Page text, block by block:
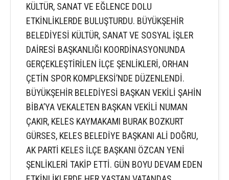
KÜLTÜR, SANAT VE EĞLENCE DOLU
ETKİNLİKLERDE BULUŞTURDU. BÜYÜKŞEHİR
BELEDİYESİ KÜLTÜR, SANAT VE SOSYAL İŞLER
DAİRESİ BAŞKANLIĞI KOORDİNASYONUNDA
GERÇEKLEŞTİRİLEN İLÇE ŞENLİKLERİ, ORHAN
ÇETİN SPOR KOMPLEKSİ’NDE DÜZENLENDİ.
BÜYÜKŞEHİR BELEDİYESİ BAŞKAN VEKİLİ ŞAHİN
BİBA’YA VEKALETEN BAŞKAN VEKİLİ NUMAN
ÇAKIR, KELES KAYMAKAMI BURAK BOZKURT
GÜRSES, KELES BELEDİYE BAŞKANI ALİ DOĞRU,
AK PARTİ KELES İLÇE BAŞKANI ÖZCAN YENİ
ŞENLİKLERİ TAKİP ETTİ. GÜN BOYU DEVAM EDEN